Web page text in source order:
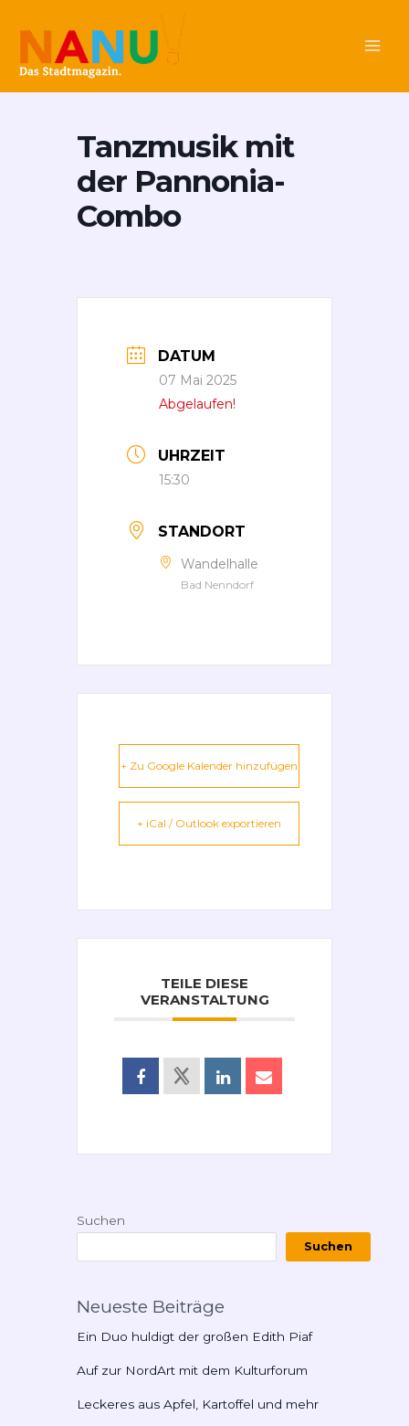
Inhalt
springen
Tanzmusik mit
der Pannonia-
Combo
DATUM
07 Mai 2025
Abgelaufen!
UHRZEIT
15:30
STANDORT
Wandelhalle
Bad Nenndorf
+ Zu Google Kalender hinzufügen
+ iCal / Outlook exportieren
TEILE DIESE
VERANSTALTUNG
Suchen
Suchen
Neueste Beiträge
Ein Duo huldigt der großen Edith Piaf
Auf zur NordArt mit dem Kulturforum
Leckeres aus Apfel, Kartoffel und mehr